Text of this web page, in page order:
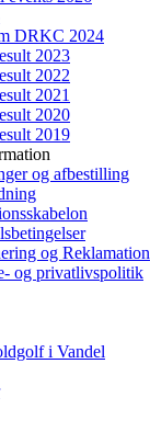
DRKC 2024
2023
2022
2021
2020
2019
og afbestilling
og Reklamation
og privatlivspolitik
i Vandel